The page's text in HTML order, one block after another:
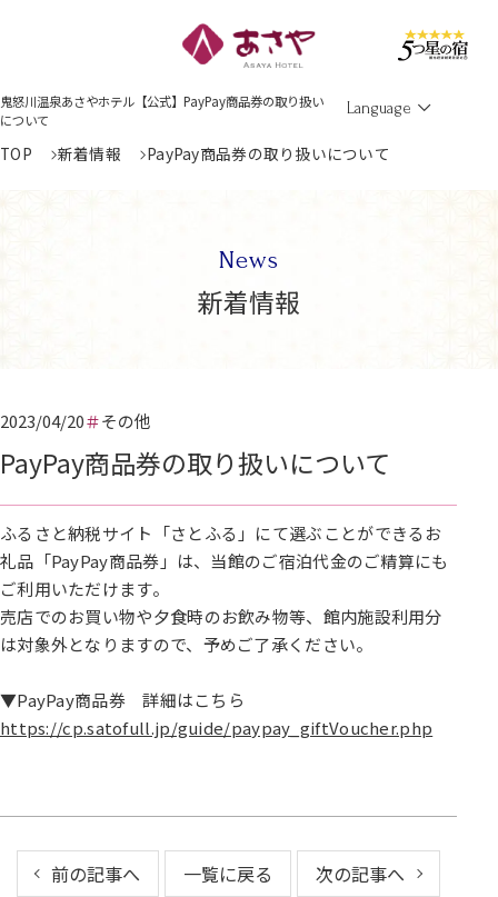
鬼怒川温泉あさやホテル【公式】PayPay商品券の取り扱い
について
Language
TOP 新着情報 PayPay商品券の取り扱いについて
News
新着情報
2023/04/20 その他
PayPay商品券の取り扱いについて
ふるさと納税サイト「さとふる」にて選ぶことができるお
礼品「PayPay商品券」は、当館のご宿泊代金のご精算にも
ご利用いただけます。
売店でのお買い物や夕食時のお飲み物等、館内施設利用分
は対象外となりますので、予めご了承ください。
▼PayPay商品券 詳細はこちら
https://cp.satofull.jp/guide/paypay_giftVoucher.php
前の記事へ 一覧に戻る 次の記事へ